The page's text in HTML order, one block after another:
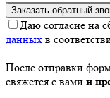
Даю согласие на
данных в
После отправки
свяжется с вами и